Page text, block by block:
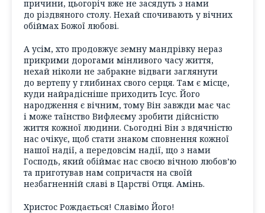
причини, цьогоріч вже не засядуть з нами
до різдвяного столу. Нехай спочивають у вічних
обіймах Божої любові.
А усім, хто продовжує земну мандрівку нераз
прикрими дорогами мінливого часу життя,
нехай ніколи не забракне відваги заглянути
до вертепу у глибинах свого серця. Там є місце,
куди найрадісніше приходить Ісус. Його
народження є вічним, тому Він завжди має час
і може таїнство Вифлеєму зробити дійсністю
життя кожної людини. Сьогодні Він з вдячністю
нас очікує, щоб стати знаком сповнення кожної
нашої надії, а передовсім надії, що з нами
Господь, який обіймає нас своєю вічною любов’ю
та приготував нам сопричастя на своїй
незбагненній славі в Царстві Отця. Амінь.
Христос Рождається! Славімо Його!